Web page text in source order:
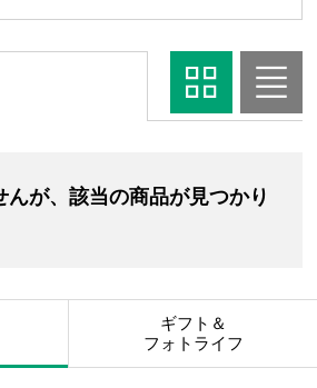
んが、該当の商品が見つかり
ギフト＆
フォトライフ